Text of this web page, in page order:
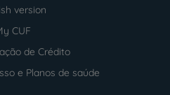
version
CUF
de Crédito
e Planos de saúde